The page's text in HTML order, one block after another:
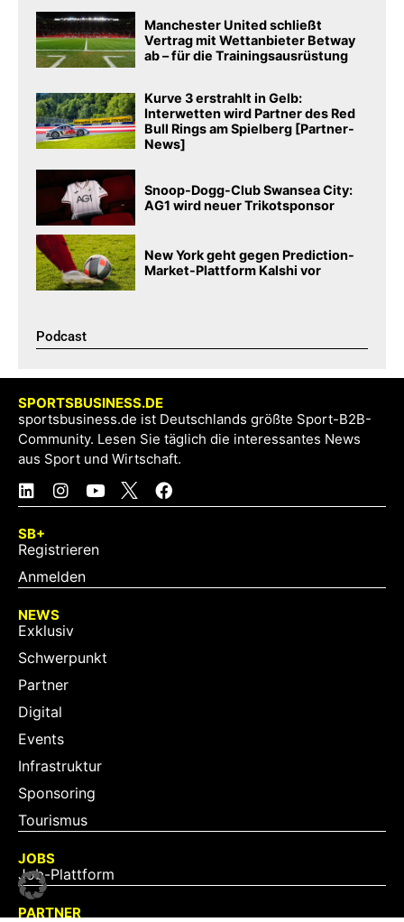
Manchester United schließt
Vertrag mit Wettanbieter Betway
ab – für die Trainingsausrüstung
Kurve 3 erstrahlt in Gelb:
Interwetten wird Partner des Red
Bull Rings am Spielberg [Partner-
News]
Snoop-Dogg-Club Swansea City:
AG1 wird neuer Trikotsponsor
New York geht gegen Prediction-
Market-Plattform Kalshi vor
Podcast​
SPORTSBUSINESS.DE
sportsbusiness.de ist Deutschlands größte Sport-B2B-
Community. Lesen Sie täglich die interessantes News
aus Sport und Wirtschaft.
SB+
Registrieren
Anmelden
NEWS
Exklusiv
Schwerpunkt
Partner
Digital
Events
Infrastruktur
Sponsoring
Tourismus
JOBS
Job-Plattform
PARTNER